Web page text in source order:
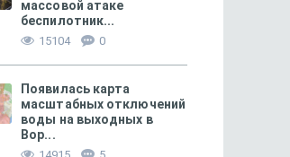
1961
2026:
массовой атаке
беспилотник...
15104 0
Появилась карта
масштабных отключений
воды на выходных в
Вор...